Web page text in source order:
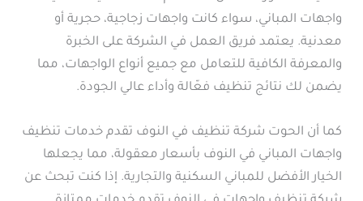
واجهات المباني، سواء كانت واجهات زجاجية، حجرية أو
معدنية. يعتمد فريق العمل في الشركة على الخبرة
والمعرفة الكافية للتعامل مع جميع أنواع الواجهات، مما
يضمن لك نتائج تنظيف فعّالة وأداء عالي الجودة.
كما أن الحوت شركة تنظيف في النوف تقدم خدمات تنظيف
واجهات المباني في النوف بأسعار معقولة، مما يجعلها
الخيار الأفضل للمباني السكنية والتجارية. إذا كنت تبحث عن